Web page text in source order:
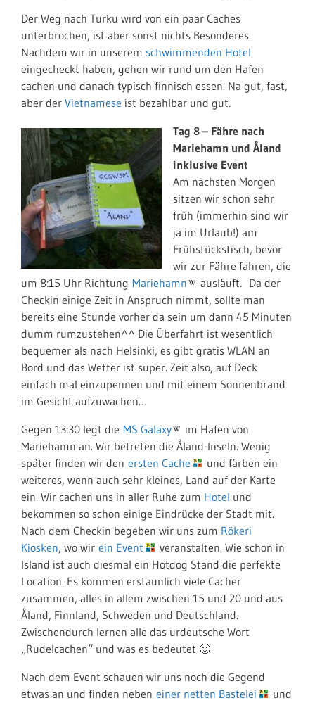
Der Weg nach Turku wird von ein paar Caches
unterbrochen, ist aber sonst nichts Besonderes.
Nachdem wir in unserem schwimmenden Hotel
eingecheckt haben, gehen wir rund um den Hafen
cachen und danach typisch finnisch essen. Na gut, fast,
aber der Vietnamese ist bezahlbar und gut.
Tag 8 – Fähre nach
Mariehamn und Åland
inklusive Event
Am nächsten Morgen
sitzen wir schon sehr
früh (immerhin sind wir
ja im Urlaub!) am
Frühstückstisch, bevor
wir zur Fähre fahren, die
um 8:15 Uhr Richtung Mariehamn
ausläuft. Da der
Checkin einige Zeit in Anspruch nimmt, sollte man
bereits eine Stunde vorher da sein um dann 45 Minuten
dumm rumzustehen^^ Die Überfahrt ist wesentlich
bequemer als nach Helsinki, es gibt gratis WLAN an
Bord und das Wetter ist super. Zeit also, auf Deck
einfach mal einzupennen und mit einem Sonnenbrand
im Gesicht aufzuwachen…
Gegen 13:30 legt die MS Galaxy
im Hafen von
Mariehamn an. Wir betreten die Åland-Inseln. Wenig
später finden wir den ersten Cache
und färben ein
weiteres, wenn auch sehr kleines, Land auf der Karte
ein. Wir cachen uns in aller Ruhe zum Hotel und
bekommen so schon einige Eindrücke der Stadt mit.
Nach dem Checkin begeben wir uns zum Rökeri
Kiosken, wo wir ein Event
veranstalten. Wie schon in
Island ist auch diesmal ein Hotdog Stand die perfekte
Location. Es kommen erstaunlich viele Cacher
zusammen, alles in allem zwischen 15 und 20 und aus
Åland, Finnland, Schweden und Deutschland.
Zwischendurch lernen alle das urdeutsche Wort
„Rudelcachen“ und was es bedeutet 🙂
Nach dem Event schauen wir uns noch die Gegend
etwas an und finden neben einer netten Bastelei
und